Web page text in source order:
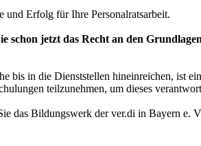
und Erfolg für Ihre Personalratsarbeit.
schon jetzt das Recht an den
bis in die Dienststellen hineinreichen, ist
teilzunehmen, um dieses
das Bildungswerk der ver.di in Bayern e.